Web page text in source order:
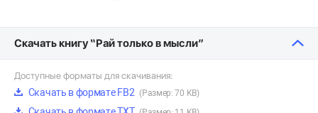
Скачать книгу “Рай только в мысли”
Доступные форматы для скачивания:
Скачать в формате FB2 (Размер: 70 KB)